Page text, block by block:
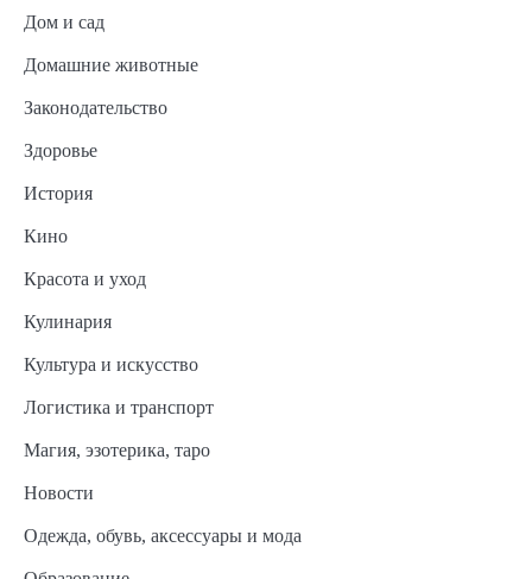
Дом и сад
Домашние животные
Законодательство
Здоровье
История
Кино
Красота и уход
Кулинария
Культура и искусство
Логистика и транспорт
Магия, эзотерика, таро
Новости
Одежда, обувь, аксессуары и мода